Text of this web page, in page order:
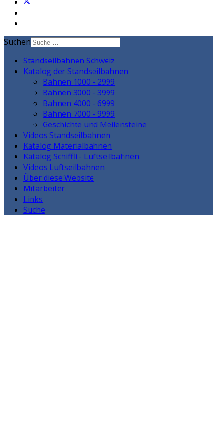
Suchen
Standseilbahnen Schweiz
Katalog der Standseilbahnen
Bahnen 1000 - 2999
Bahnen 3000 - 3999
Bahnen 4000 - 6999
Bahnen 7000 - 9999
Geschichte und Meilensteine
Videos Standseilbahnen
Katalog Materialbahnen
Katalog Schiffli - Luftseilbahnen
Videos Luftseilbahnen
Über diese Website
Mitarbeiter
Links
Suche